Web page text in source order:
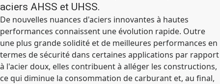
aciers AHSS et UHSS.
De nouvelles nuances d'aciers innovantes à hautes
performances connaissent une évolution rapide. Outre
une plus grande solidité et de meilleures performances en
termes de sécurité dans certaines applications par rapport
à l'acier doux, elles contribuent à alléger les constructions,
ce qui diminue la consommation de carburant et, au final,